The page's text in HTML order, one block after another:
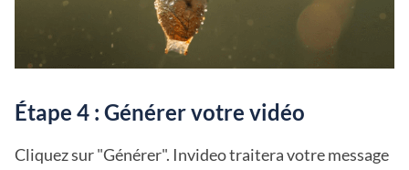
Étape 4 : Générer votre vidéo
Cliquez sur "Générer". Invideo traitera votre message